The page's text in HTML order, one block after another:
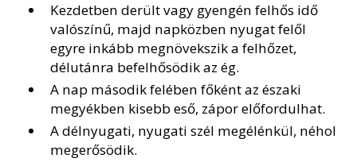
Kezdetben derült vagy gyengén felhős idő
valószínű, majd napközben nyugat felől
egyre inkább megnövekszik a felhőzet,
délutánra befelhősödik az ég.
A nap második felében főként az északi
megyékben kisebb eső, zápor előfordulhat.
A délnyugati, nyugati szél megélénkül, néhol
megerősödik.